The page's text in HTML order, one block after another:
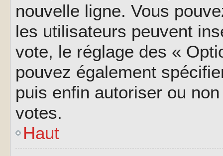
nouvelle ligne. Vous
les utilisateurs peuvent
vote, le réglage des «
pouvez également
puis enfin autoriser ou
votes.
Haut